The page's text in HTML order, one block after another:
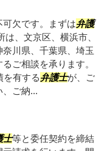
可欠です。まずは弁護
、文京区、横浜市、
川県、千葉県、埼玉
ご相談を承ります。
を有する弁護士が、ご
ご納...
士等と委任契約を締結